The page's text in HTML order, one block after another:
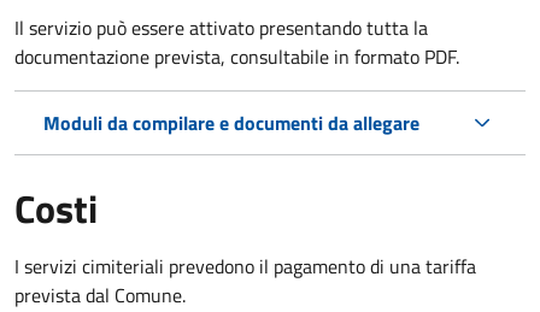
Il servizio può essere attivato presentando tutta la
documentazione prevista, consultabile in formato PDF.
Moduli da compilare e documenti da allegare
Costi
I servizi cimiteriali prevedono il pagamento di una tariffa
prevista dal Comune.